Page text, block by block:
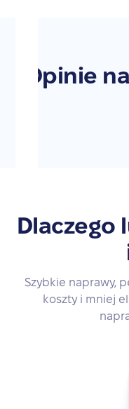
Opinie
Dlaczego
Szybkie naprawy,
koszty i mniej